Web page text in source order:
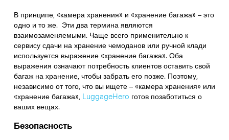
В принципе, «камера хранения» и «хранение багажа» – это
одно и то же. Эти два термина являются
взаимозаменяемыми. Чаще всего применительно к
сервису сдачи на хранение чемоданов или ручной клади
используется выражение «хранение багажа». Оба
выражения означают потребность клиентов оставить свой
багаж на хранение, чтобы забрать его позже. Поэтому,
независимо от того, что вы ищете – «камера хранения» или
«хранение багажа»,LuggageHero готов позаботиться о
ваших вещах.
Безопасность